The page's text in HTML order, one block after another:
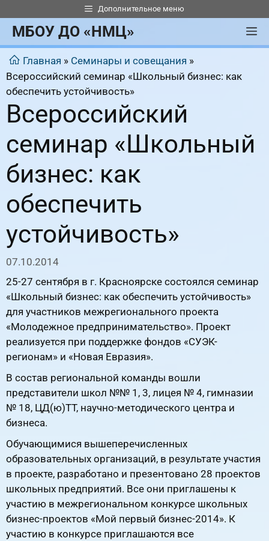
к
содержимому
Дополнительное меню
МБОУ ДО «НМЦ»
Главная » Семинары и совещания »
Всероссийский семинар «Школьный бизнес: как
обеспечить устойчивость»
Всероссийский
семинар «Школьный
бизнес: как
обеспечить
устойчивость»
07.10.2014
25-27 сентября в г. Красноярске состоялся семинар
«Школьный бизнес: как обеспечить устойчивость»
для участников межрегионального проекта
«Молодежное предпринимательство». Проект
реализуется при поддержке фондов «СУЭК-
регионам» и «Новая Евразия».
В состав региональной команды вошли
представители школ №№ 1, 3, лицея № 4, гимназии
№ 18, ЦД(ю)ТТ, научно-методического центра и
бизнеса.
Обучающимися вышеперечисленных
образовательных организаций, в результате участия
в проекте, разработано и презентовано 28 проектов
школьных предприятий. Все они приглашены к
участию в межрегиональном конкурсе школьных
бизнес-проектов «Мой первый бизнес-2014». К
участию в конкурсе приглашаются все